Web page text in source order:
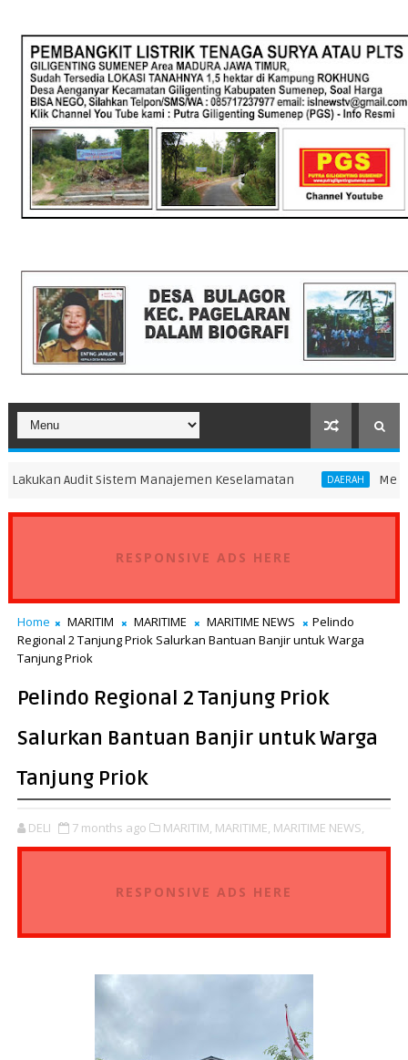
Sistem Manajemen Keselamatan DAERAH Menhub Dudy
RESPONSIVE ADS HERE
Home MARITIM MARITIME MARITIME NEWS
Pelindo
Regional 2 Tanjung Priok Salurkan Bantuan Banjir untuk Warga
Tanjung Priok
Pelindo Regional 2 Tanjung Priok
Salurkan Bantuan Banjir untuk Warga
Tanjung Priok
DELI 7 months ago MARITIM, MARITIME, MARITIME NEWS,
RESPONSIVE ADS HERE